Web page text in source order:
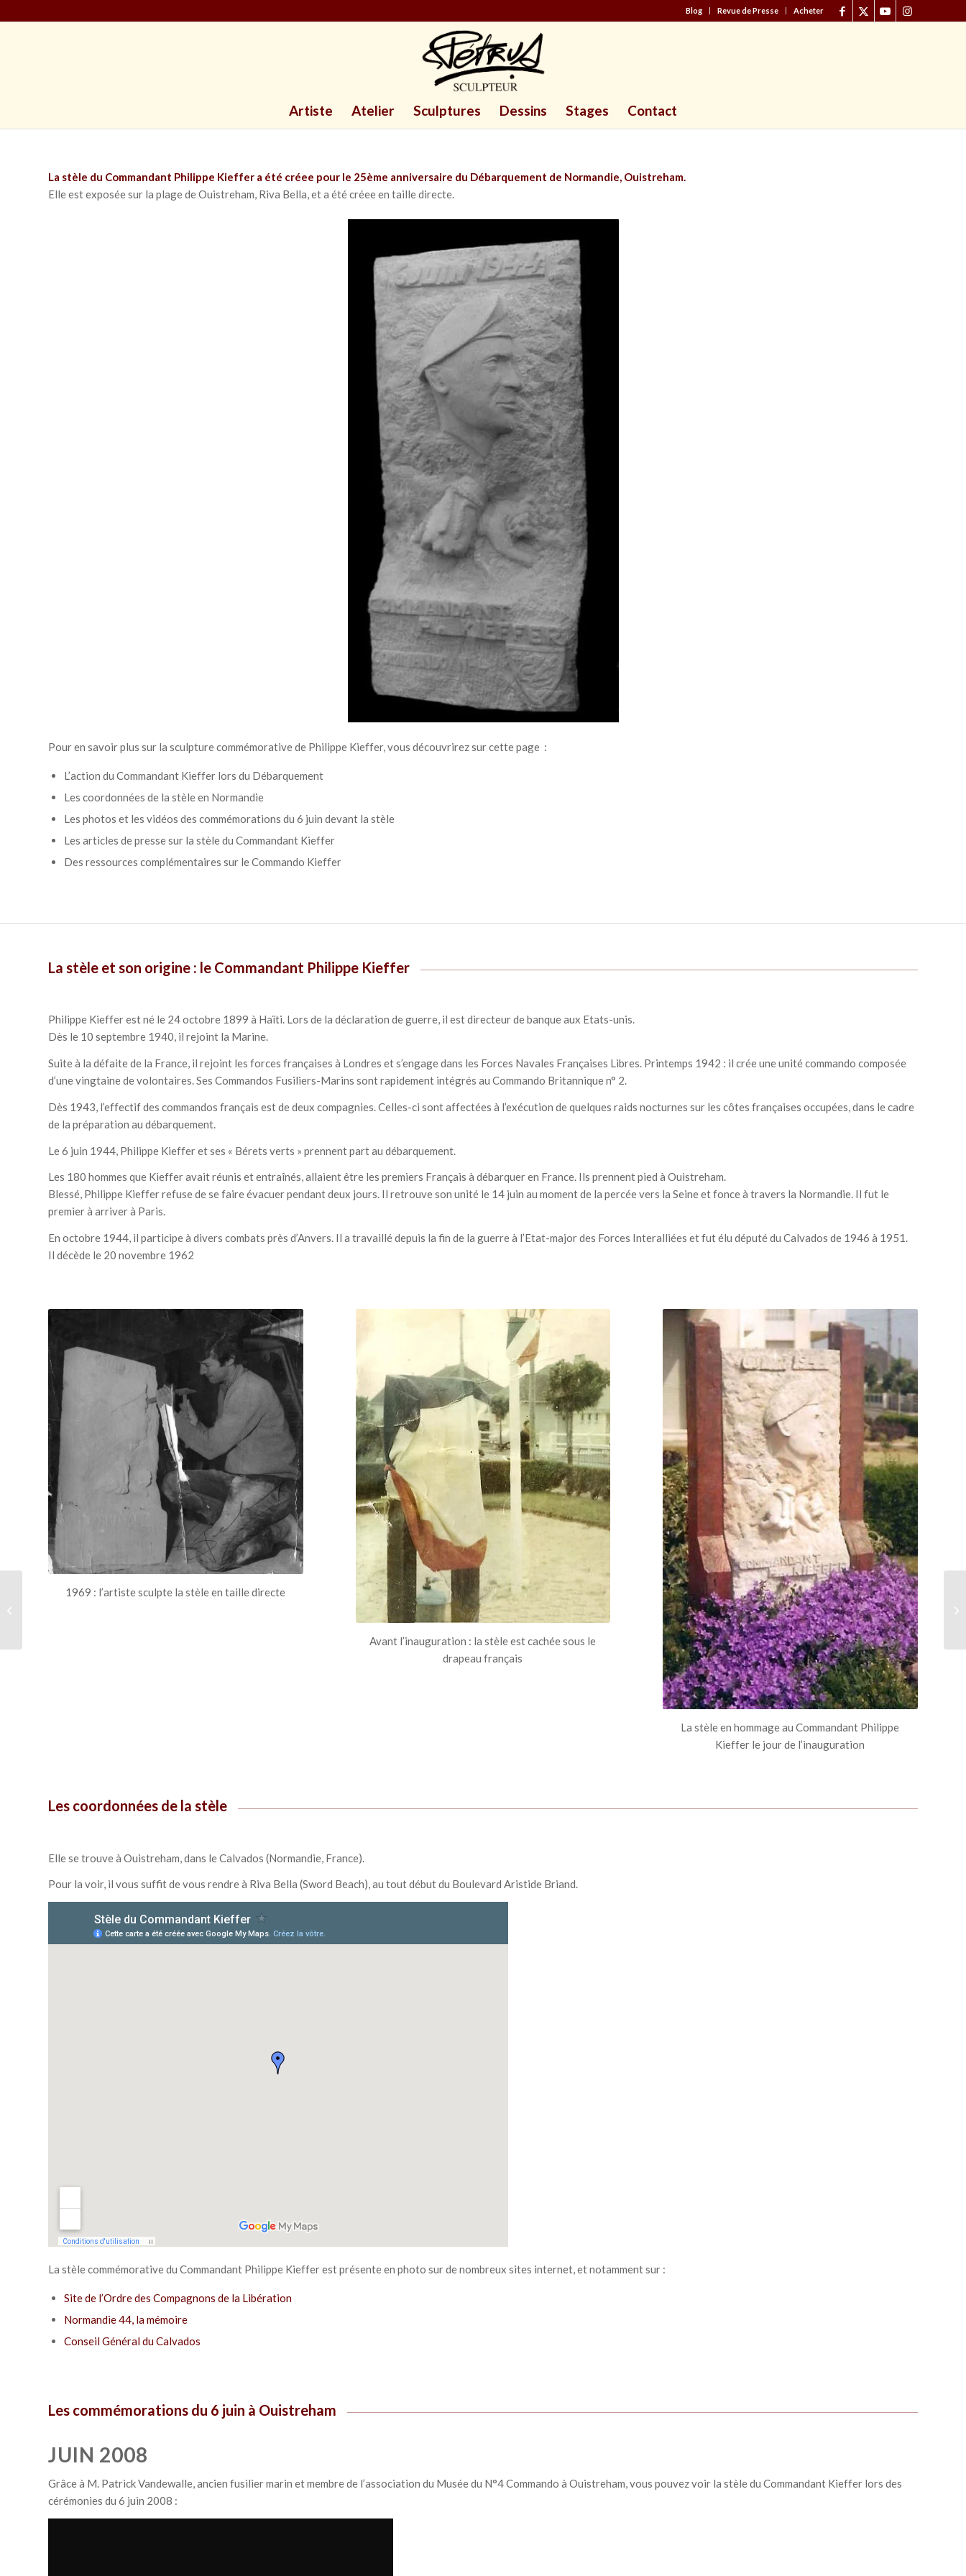
Blog Revue de Presse Acheter
Artiste Atelier Sculptures Dessins Stages Contact
La stèle du Commandant Philippe Kieffer a été créee pour le 25ème anniversaire du Débarquement de Normandie, Ouistreham.
Elle est exposée sur la plage de Ouistreham, Riva Bella, et a été créee en taille directe.
Pour en savoir plus sur la sculpture commémorative de Philippe Kieffer, vous découvrirez sur cette page :
L’action du Commandant Kieffer lors du Débarquement
Les coordonnées de la stèle en Normandie
Les photos et les vidéos des commémorations du 6 juin devant la stèle
Les articles de presse sur la stèle du Commandant Kieffer
Des ressources complémentaires sur le Commando Kieffer
La stèle et son origine : le Commandant Philippe Kieffer
Philippe Kieffer est né le 24 octobre 1899 à Haïti. Lors de la déclaration de guerre, il est directeur de banque aux Etats-unis.
Dès le 10 septembre 1940, il rejoint la Marine.
Suite à la défaite de la France, il rejoint les forces françaises à Londres et s’engage dans les Forces Navales Françaises Libres. Printemps 1942 : il crée une unité commando composée
d’une vingtaine de volontaires. Ses Commandos Fusiliers-Marins sont rapidement intégrés au Commando Britannique n° 2.
Dès 1943, l’effectif des commandos français est de deux compagnies. Celles-ci sont affectées à l’exécution de quelques raids nocturnes sur les côtes françaises occupées, dans le cadre
de la préparation au débarquement.
Le 6 juin 1944, Philippe Kieffer et ses « Bérets verts » prennent part au débarquement.
Les 180 hommes que Kieffer avait réunis et entraînés, allaient être les premiers Français à débarquer en France. Ils prennent pied à Ouistreham.
Blessé, Philippe Kieffer refuse de se faire évacuer pendant deux jours. Il retrouve son unité le 14 juin au moment de la percée vers la Seine et fonce à travers la Normandie. Il fut le
premier à arriver à Paris.
En octobre 1944, il participe à divers combats près d’Anvers. Il a travaillé depuis la fin de la guerre à l’Etat-major des Forces Interalliées et fut élu député du Calvados de 1946 à 1951.
Il décède le 20 novembre 1962
1969 : l’artiste sculpte la stèle en taille directe
Avant l’inauguration : la stèle est cachée sous le
drapeau français
La stèle en hommage au Commandant Philippe
Kieffer le jour de l’inauguration
Les coordonnées de la stèle
Elle se trouve à Ouistreham, dans le Calvados (Normandie, France).
Pour la voir, il vous suffit de vous rendre à Riva Bella (Sword Beach), au tout début du Boulevard Aristide Briand.
La stèle commémorative du Commandant Philippe Kieffer est présente en photo sur de nombreux sites internet, et notamment sur :
Site de l’Ordre des Compagnons de la Libération
Normandie 44, la mémoire
Conseil Général du Calvados
Les commémorations du 6 juin à Ouistreham
JUIN 2008
Grâce à M. Patrick Vandewalle, ancien fusilier marin et membre de l’association du Musée du N°4 Commando à Ouistreham, vous pouvez voir la stèle du Commandant Kieffer lors des
cérémonies du 6 juin 2008 :